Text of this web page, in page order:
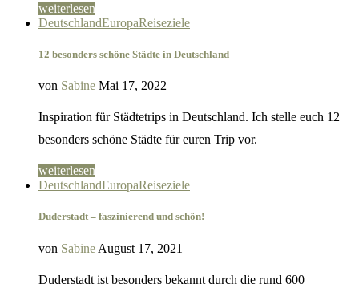
weiterlesen
DeutschlandEuropaReiseziele
12 besonders schöne Städte in Deutschland
von Sabine Mai 17, 2022
Inspiration für Städtetrips in Deutschland. Ich stelle euch 12
besonders schöne Städte für euren Trip vor.
weiterlesen
DeutschlandEuropaReiseziele
Duderstadt – faszinierend und schön!
von Sabine August 17, 2021
Duderstadt ist besonders bekannt durch die rund 600